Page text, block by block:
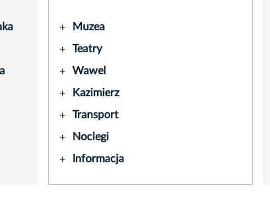
+ Muzea
+ Teatry
+ Wawel
+ Kazimierz
+ Transport
+ Noclegi
+ Informacja